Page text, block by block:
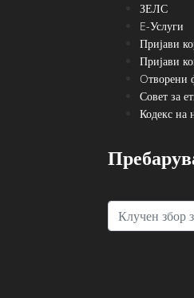
ЗЕЛС
E-Услуги
Пријави
Пријави
Oтворени
Совет за
Кодекс на